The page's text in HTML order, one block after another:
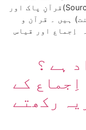
معلوم کرنے کے لئے پہلا ماخذ (Source)قرآنِ پاک اور
ہیں ۔ قرآن و
اِجماع اور قیاس
ہے ؟
کے
رکھتے